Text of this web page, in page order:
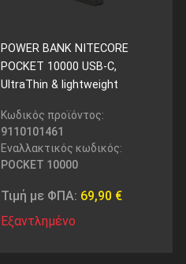
POWER BANK NITECORE
POCKET 10000 USB-C,
UltraThin & lightweight
Κωδικός προϊόντος:
9110101461
Εναλλακτικός κωδικός:
POCKET 10000
Τιμή με ΦΠΑ: 69,90 €
Εξαντλημένο